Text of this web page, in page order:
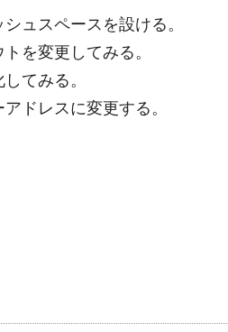
ュスペースを設ける。
を変更してみる。
てみる。
ドレスに変更する。